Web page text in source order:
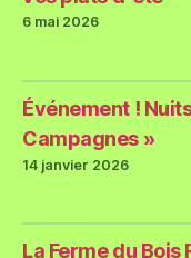
6 mai 2026
Événement !
Campagnes »
14 janvier 2026
La Ferme du